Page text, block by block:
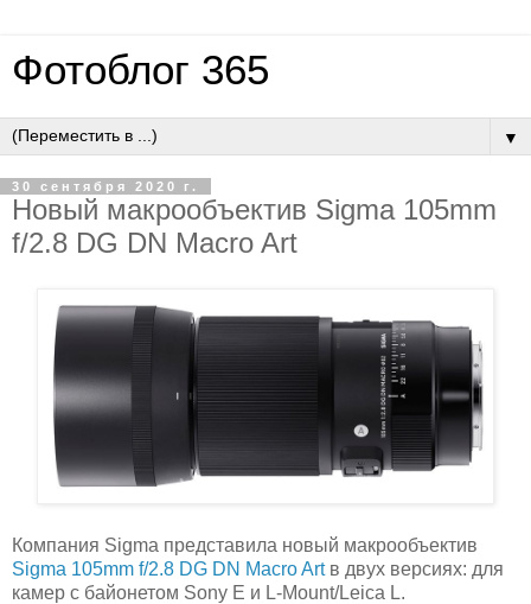
Фотоблог 365
▼
30 сентября 2020 г.
Новый макрообъектив Sigma 105mm
f/2.8 DG DN Macro Art
Компания Sigma представила новый макрообъектив
Sigma 105mm f/2.8 DG DN Macro Artв двух версиях: для
камер с байонетом Sony E и L-Mount/Leica L.